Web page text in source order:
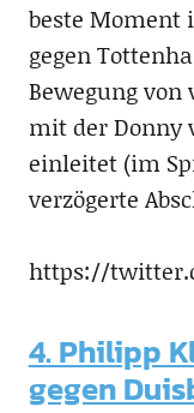
beste Moment
gegen
Bewegung von
mit der Donny
einleitet (im
verzögerte
https://
4. Philipp
gegen